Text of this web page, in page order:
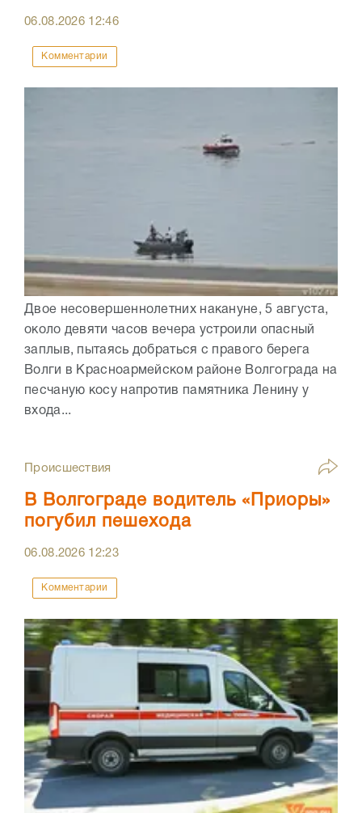
06.08.2026 12:46
Комментарии
Двое несовершеннолетних накануне, 5 августа,
около девяти часов вечера устроили опасный
заплыв, пытаясь добраться с правого берега
Волги в Красноармейском районе Волгограда на
песчаную косу напротив памятника Ленину у
входа...
Происшествия
В Волгограде водитель «Приоры»
погубил пешехода
06.08.2026 12:23
Комментарии